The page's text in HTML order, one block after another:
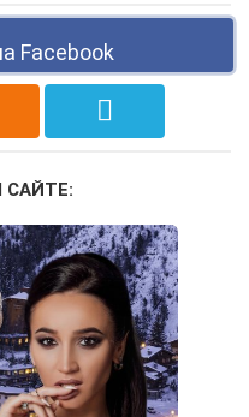
Facebook